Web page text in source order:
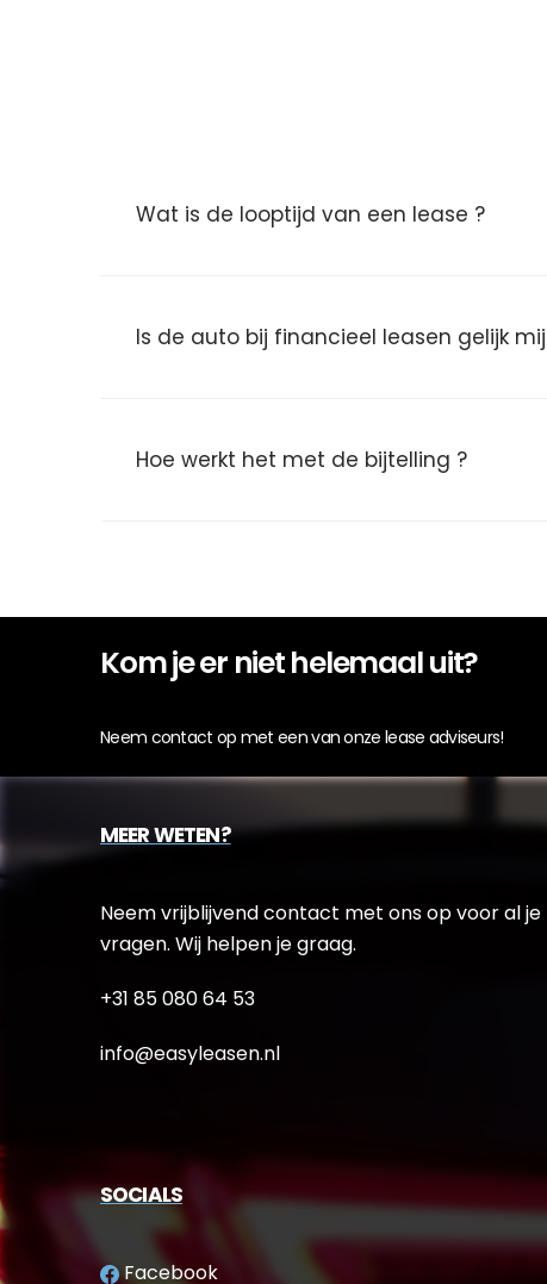
Wat is de looptijd van een lease ?
Is de auto bij financieel leasen gelijk
Hoe werkt het met de bijtelling ?
Kom je er niet helemaal uit?
Neem contact op met een van onze lease adviseurs!
MEER WETEN?
Neem vrijblijvend contact met ons op voor al je
vragen. Wij helpen je graag.
+31 85 080 64 53
info@easyleasen.nl
SOCIALS
Facebook